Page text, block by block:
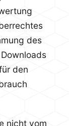
des
den
nicht vom